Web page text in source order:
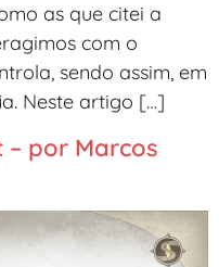
as que citei a
com o
sendo assim, em
Neste artigo […]
– por Marcos